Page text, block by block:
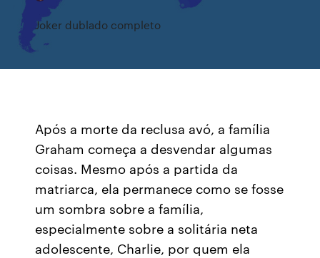
Joker dublado completo
Após a morte da reclusa avó, a família
Graham começa a desvendar algumas
coisas. Mesmo após a partida da
matriarca, ela permanece como se fosse
um sombra sobre a família,
especialmente sobre a solitária neta
adolescente, Charlie, por quem ela